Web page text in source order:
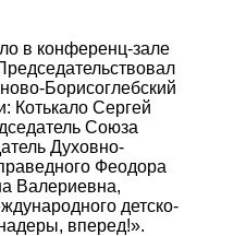
в конференц-зале
Борисоглебский
Котькало Сергей
Союза
Духовно-
Феодора
Валериевна,
детско-
вперед!».